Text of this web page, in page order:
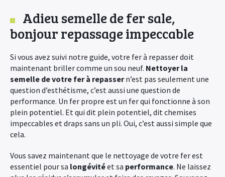
Adieu semelle de fer sale,
bonjour repassage impeccable
Si vous avez suivi notre guide, votre fer à repasser doit
maintenant briller comme un sou neuf. Nettoyer la
semelle de votre fer à repassern’est pas seulement une
question d’esthétisme, c’est aussi une question de
performance. Un fer propre est un fer qui fonctionne à son
plein potentiel. Et qui dit plein potentiel, dit chemises
impeccables et draps sans un pli. Oui, c’est aussi simple que
cela.
Vous savez maintenant que le nettoyage de votre fer est
essentiel pour sa longévitéet sa performance. Ne laissez